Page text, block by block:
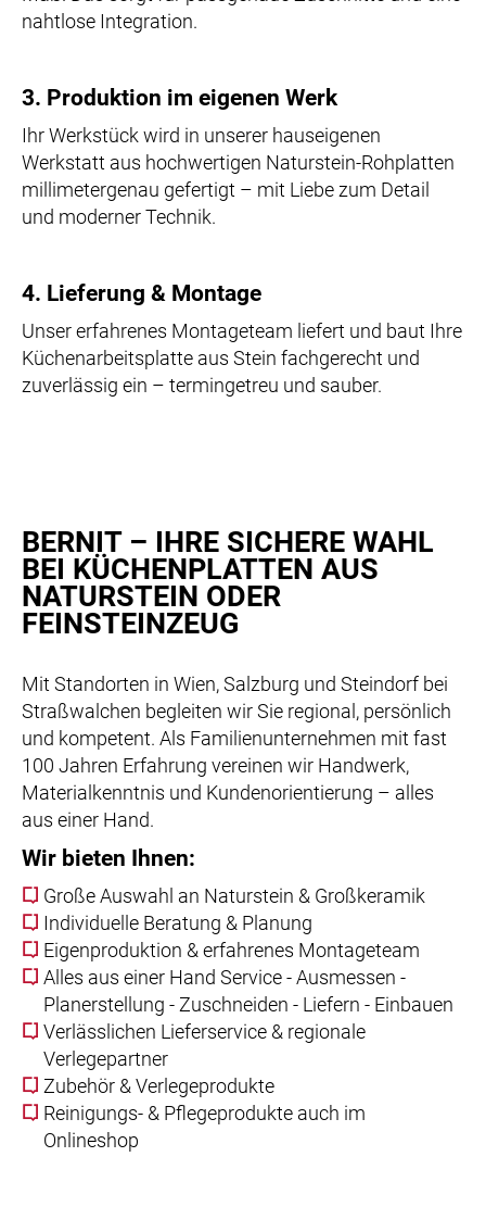
nahtlose Integration.
3. Produktion im eigenen Werk
Ihr Werkstück wird in unserer hauseigenen
Werkstatt aus hochwertigen Naturstein-Rohplatten
millimetergenau gefertigt – mit Liebe zum Detail
und moderner Technik.
4. Lieferung & Montage
Unser erfahrenes Montageteam liefert und baut Ihre
Küchenarbeitsplatte aus Stein fachgerecht und
zuverlässig ein – termingetreu und sauber.
BERNIT – IHRE SICHERE WAHL
BEI KÜCHENPLATTEN AUS
NATURSTEIN ODER
FEINSTEINZEUG
Mit Standorten in Wien, Salzburg und Steindorf bei
Straßwalchen begleiten wir Sie regional, persönlich
und kompetent. Als Familienunternehmen mit fast
100 Jahren Erfahrung vereinen wir Handwerk,
Materialkenntnis und Kundenorientierung – alles
aus einer Hand.
Wir bieten Ihnen:
Große Auswahl an Naturstein & Großkeramik
Individuelle Beratung & Planung
Eigenproduktion & erfahrenes Montageteam
Alles aus einer Hand Service - Ausmessen -
Planerstellung - Zuschneiden - Liefern - Einbauen
Verlässlichen Lieferservice & regionale
Verlegepartner
Zubehör & Verlegeprodukte
Reinigungs- & Pflegeprodukte auch im
Onlineshop